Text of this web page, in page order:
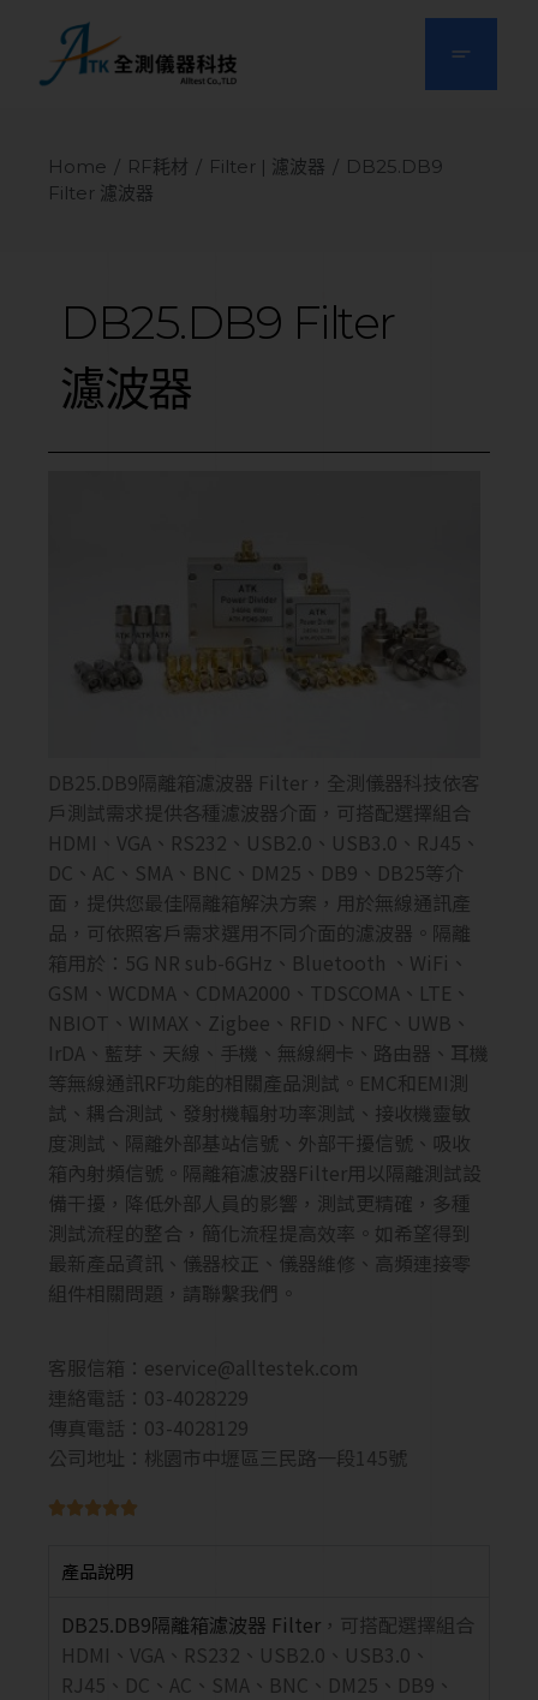
Home RF耗材 Filter | 濾波器
DB25.DB9
Filter 濾波器
DB25.DB9 Filter
濾波器
DB25.DB9隔離箱濾波器 Filter，全測儀器科技依客
戶測試需求提供各種濾波器介面，可搭配選擇組合
HDMI、VGA、RS232、USB2.0、USB3.0、RJ45、
DC、AC、SMA、BNC、DM25、DB9、DB25等介
面，提供您最佳隔離箱解決方案，用於無線通訊產
品，可依照客戶需求選用不同介面的濾波器。隔離
箱用於：5G NR sub-6GHz、Bluetooth 、WiFi、
GSM、WCDMA、CDMA2000、TDSCOMA、LTE、
NBIOT、WIMAX、Zigbee、RFID、NFC、UWB、
IrDA、藍芽、天線、手機、無線網卡、路由器、耳機
等無線通訊RF功能的相關產品測試。EMC和EMI測
試、耦合測試、發射機輻射功率測試、接收機靈敏
度測試、隔離外部基站信號、外部干擾信號、吸收
箱內射頻信號。隔離箱濾波器Filter用以隔離測試設
備干擾，降低外部人員的影響，測試更精確，多種
測試流程的整合，簡化流程提高效率。如希望得到
最新產品資訊、儀器校正、儀器維修、高頻連接零
組件相關問題，請聯繫我們。
客服信箱： eservice@alltestek.com
連絡電話：03-4028229
傳真電話：03-4028129
公司地址：桃園市中壢區三民路一段145號

產品說明
DB25.DB9隔離箱濾波器 Filter ，可搭配選擇組合
HDMI、VGA、RS232、USB2.0、USB3.0、
RJ45、DC、AC、SMA、BNC、DM25、DB9、